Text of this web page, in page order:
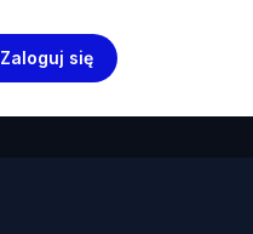
Zaloguj się